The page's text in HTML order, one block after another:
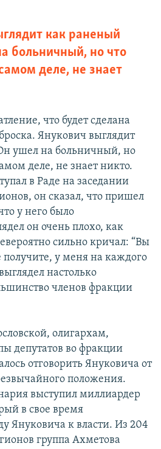
как раненый
больничный, но что
деле, не знает
что будет сделана
Янукович выглядит
ушел на больничный, но
деле, не знает никто.
в Раде на заседании
он сказал, что пришел
у него было
он очень плохо, как
сильно кричал: “Вы
у меня на каждого
настолько
членов фракции
олигархам,
депутатов во фракции
отговорить Януковича от
положения.
выступил миллиардер
в свое время
Януковича к власти. Из 204
группа Ахметова